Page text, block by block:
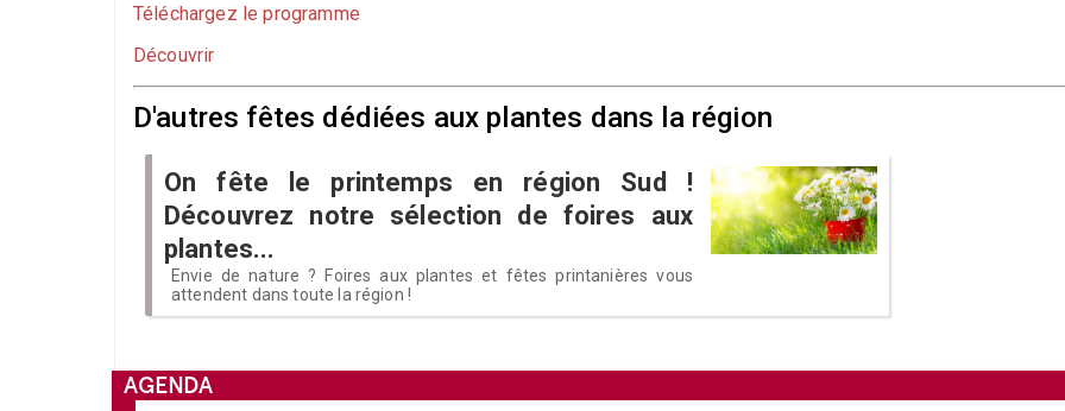
Téléchargez le programme
Découvrir
D'autres fêtes dédiées aux plantes dans la région
On fête le printemps en région Sud !
Découvrez notre sélection de foires aux
plantes...
Envie de nature ? Foires aux plantes et fêtes printanières vous
attendent dans toute la région !
AGENDA